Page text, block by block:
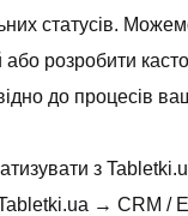
статусів.
або розробити
до процесів
з
→ CRM /